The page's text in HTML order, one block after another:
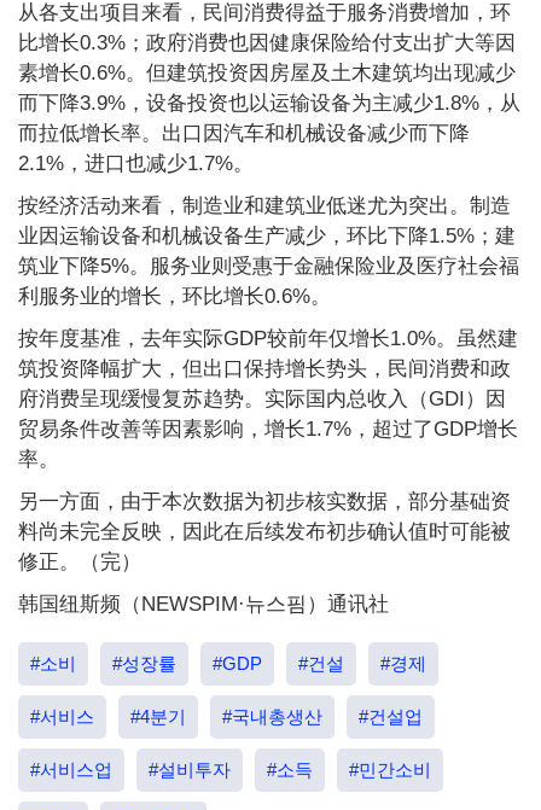
从各支出项目来看，民间消费得益于服务消费增加，环
比增长0.3%；政府消费也因健康保险给付支出扩大等因
素增长0.6%。但建筑投资因房屋及土木建筑均出现减少
而下降3.9%，设备投资也以运输设备为主减少1.8%，从
而拉低增长率。出口因汽车和机械设备减少而下降
2.1%，进口也减少1.7%。
按经济活动来看，制造业和建筑业低迷尤为突出。制造
业因运输设备和机械设备生产减少，环比下降1.5%；建
筑业下降5%。服务业则受惠于金融保险业及医疗社会福
利服务业的增长，环比增长0.6%。
按年度基准，去年实际GDP较前年仅增长1.0%。虽然建
筑投资降幅扩大，但出口保持增长势头，民间消费和政
府消费呈现缓慢复苏趋势。实际国内总收入（GDI）因
贸易条件改善等因素影响，增长1.7%，超过了GDP增长
率。
另一方面，由于本次数据为初步核实数据，部分基础资
料尚未完全反映，因此在后续发布初步确认值时可能被
修正。（完）
韩国纽斯频（NEWSPIM·뉴스핌）通讯社
#소비 #성장률 #GDP #건설 #경제
#서비스 #4분기 #국내총생산 #건설업
#서비스업 #설비투자 #소득 #민간소비